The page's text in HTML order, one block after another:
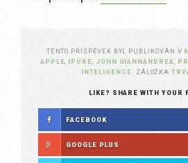
TENTO PŘÍSPĚVEK BYL PUBLIKOVÁN V
APPLE IPURE JOHN GIANNANDREA
INTELIGENCE . ZÁLOŽKA
LIKE? SHARE WITH YOUR
FACEBOOK
GOOGLE PLUS